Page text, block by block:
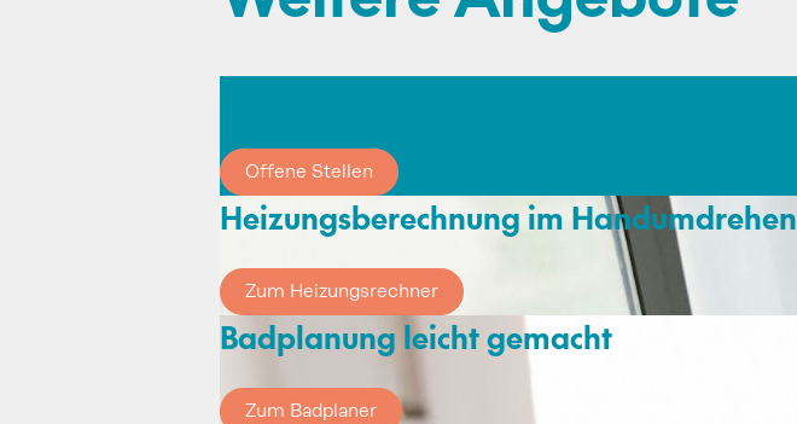
Offene Stellen
Heizungsberechnung im Handumdrehen
Zum Heizungsrechner
Badplanung leicht gemacht
Zum Badplaner